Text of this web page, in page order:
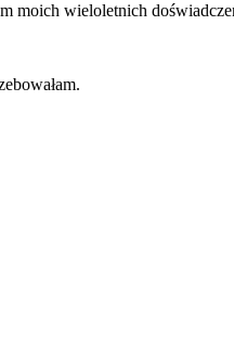
moich wieloletnich